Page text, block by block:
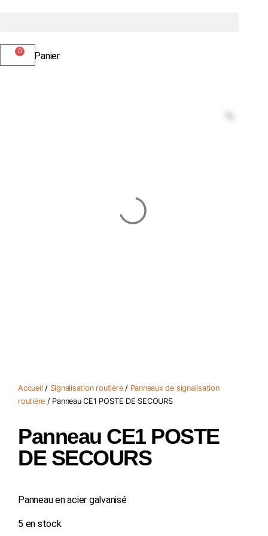
Panier
0
Accueil / Signalisation routière/ Panneaux de signalisation
routière / Panneau CE1 POSTE DE SECOURS
Panneau CE1 POSTE
DE SECOURS
Panneau en acier galvanisé
5 en stock